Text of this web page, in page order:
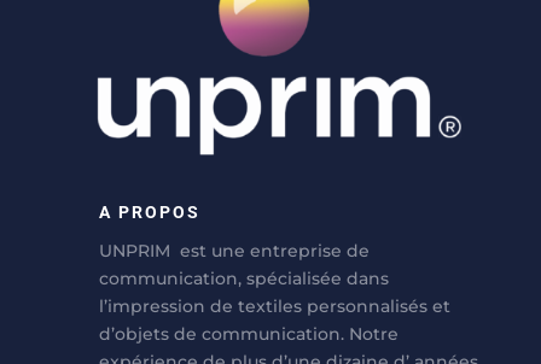
A PROPOS
UNPRIM est une entreprise de
communication, spécialisée dans
l’impression de textiles personnalisés et
d’objets de communication. Notre